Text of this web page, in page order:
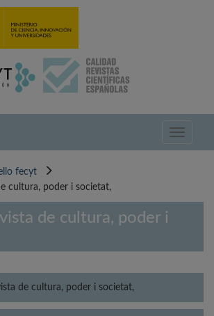
Toggle
fecyt
cultura, poder i societat,
de cultura, poder i
de cultura, poder i societat,